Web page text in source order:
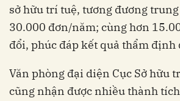
sở hữu trí tuệ, tương đương
30.000 đơn/năm; cùng hơn
đổi, phúc đáp kết quả thẩm định
Văn phòng đại diện Cục Sở hữu
cũng nhận được nhiều thành